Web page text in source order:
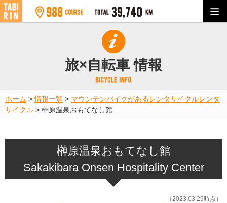
旅×自転車 情報
ホーム >情報一覧 > マウンテンバイクがあるレンタサイクルレンタ
サイクル > 榊原温泉おもてなし館
榊原温泉おもてなし館
Sakakibara Onsen Hospitality Center
（2023.03.29時点）